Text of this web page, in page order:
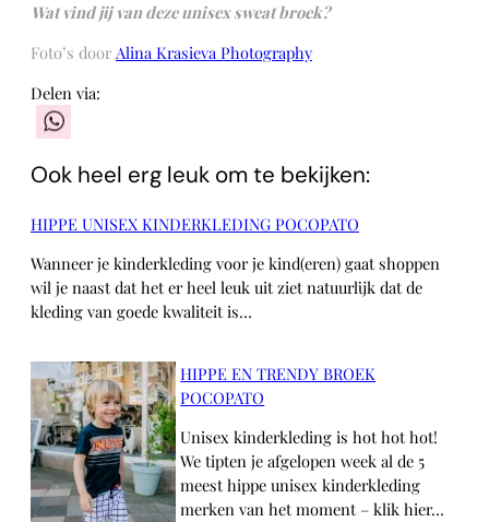
Wat vind jij van deze unisex sweat broek?
Foto’s door Alina Krasieva Photography
Delen via:
Ook heel erg leuk om te bekijken:
HIPPE UNISEX KINDERKLEDING POCOPATO
Wanneer je kinderkleding voor je kind(eren) gaat shoppen
wil je naast dat het er heel leuk uit ziet natuurlijk dat de
kleding van goede kwaliteit is…
HIPPE EN TRENDY BROEK
POCOPATO
Unisex kinderkleding is hot hot hot!
We tipten je afgelopen week al de 5
meest hippe unisex kinderkleding
merken van het moment – klik hier…